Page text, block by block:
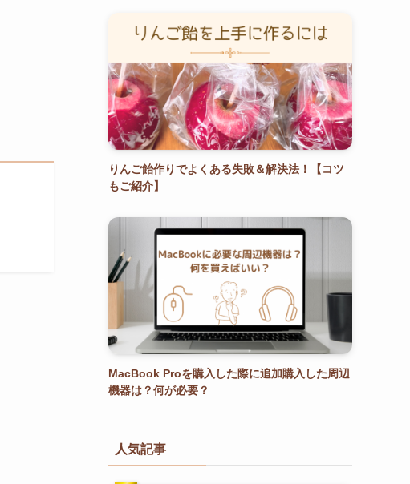
りんご飴作りでよくある失敗＆解決法！【コツ
もご紹介】
MacBook Proを購入した際に追加購入した周辺
機器は？何が必要？
人気記事